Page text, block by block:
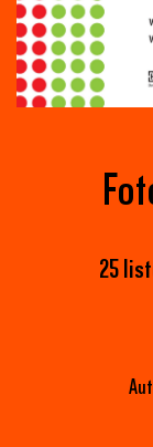
25